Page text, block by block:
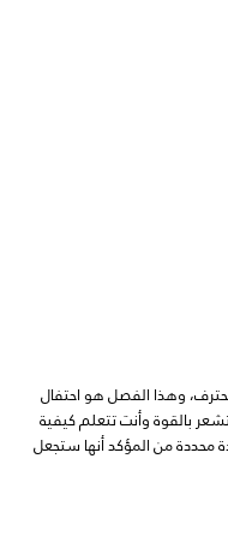
وهذا الفصل هو احتفال
بالقوة وأنت تتعلم كيفية
محددة من المؤكد أنها ستجعل